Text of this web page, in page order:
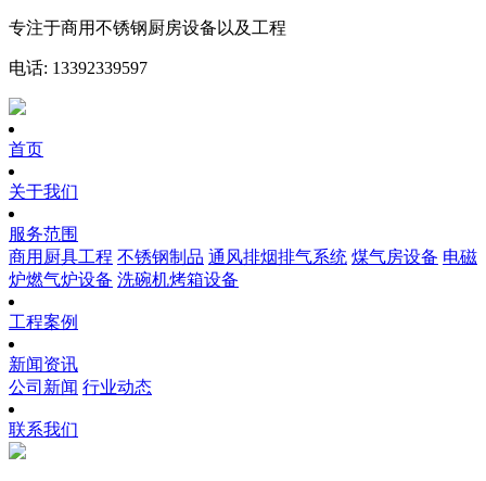
专注于商用不锈钢厨房设备以及工程
电话: 13392339597
首页
关于我们
服务范围
商用厨具工程 不锈钢制品 通风排烟排气系统 煤气房设备 电磁
炉燃气炉设备 洗碗机烤箱设备
工程案例
新闻资讯
公司新闻 行业动态
联系我们